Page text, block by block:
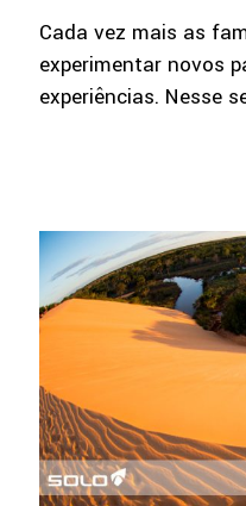
Cada vez mais as
experimentar novos
experiências. Nesse